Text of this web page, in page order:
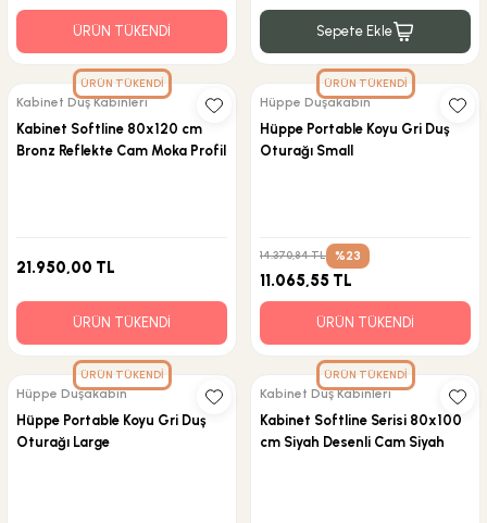
ÜRÜN TÜKENDİ Sepete Ekle
ÜRÜN TÜKENDİ
Kabinet Duş Kabinleri
Kabinet Softline 80x120 cm
Bronz Reflekte Cam Moka Profil
21.950,00 TL
ÜRÜN TÜKENDİ
ÜRÜN TÜKENDİ
Hüppe Duşakabin
Hüppe Portable Koyu Gri Duş
Oturağı Small
14.370,84 TL %23
11.065,55 TL
ÜRÜN TÜKENDİ
ÜRÜN TÜKENDİ
Hüppe Duşakabin
Hüppe Portable Koyu Gri Duş
Oturağı Large
ÜRÜN TÜKENDİ
Kabinet Duş Kabinleri
Kabinet Softline Serisi 80x100
cm Siyah Desenli Cam Siyah